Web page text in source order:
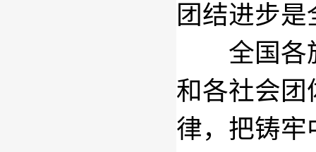
团结进步
全国各族
和各社会团
律，把铸牢